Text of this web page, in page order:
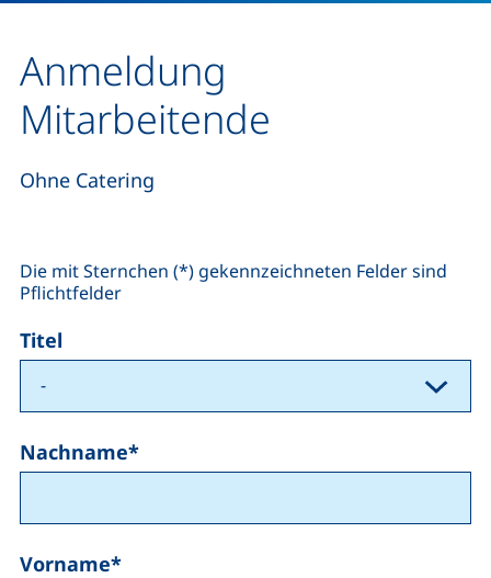
Anmeldung
Mitarbeitende
Ohne Catering
Die mit Sternchen (*) gekennzeichneten Felder sind
Pflichtfelder
Titel
Nachname*
Vorname*